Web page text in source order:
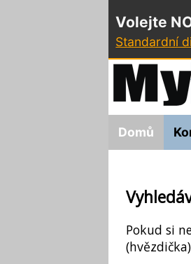
Volejte
Standardní
Domů
Pokud si